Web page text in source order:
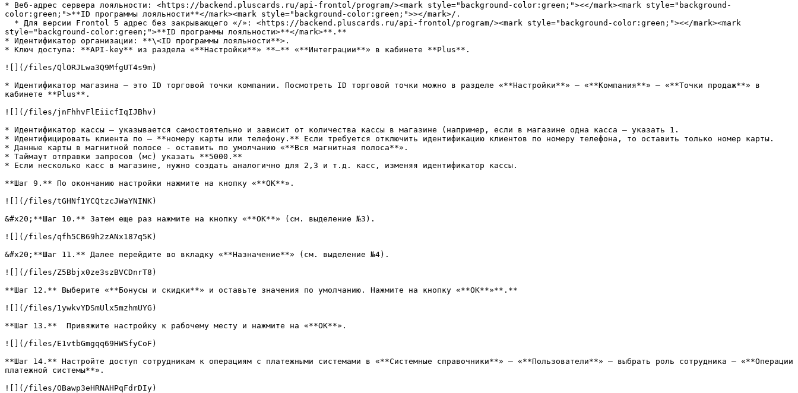
* Веб-адрес сервера лояльности: <https://backend.pluscards.ru/api-frontol/program/><mark style="background-color:green;"><</mark><mark style="background-
color:green;">**ID программы лояльности**</mark><mark style="background-color:green;">></mark>/.
style="background-color:green;">**ID программы лояльности>**</mark>**.**
* Идентификатор организации: **\<ID программы лояльности**>.
* Ключ доступа: **API-key** из раздела «**Настройки**» **—** «**Интеграции**» в кабинете **Plus**.
![](/files/QlORJLwa3Q9MfgUT4s9m)
* Идентификатор магазина – это ID торговой точки компании. Посмотреть ID торговой точки можно в разделе «**Настройки**» — «**Компания**» — «**Точки продаж**» в
кабинете **Plus**.
![](/files/jnFhhvFlEiicfIqIJBhv)
* Идентификатор кассы – указывается самостоятельно и зависит от количества кассы в магазине (например, если в магазине одна касса – указать 1.
* Идентифицировать клиента по – **номеру карты или телефону.** Если требуется отключить идентификацию клиентов по номеру телефона, то оставить только номер карты.
* Данные карты в магнитной полосе - оставить по умолчанию «**Вся магнитная полоса**».
* Таймаут отправки запросов (мс) указать **5000.**
* Если несколько касс в магазине, нужно создать аналогично для 2,3 и т.д. касс, изменяя идентификатор кассы.
**Шаг 9.** По окончанию настройки нажмите на кнопку «**ОК**».
![](/files/tGHNf1YCQtzcJWaYNINK)
&#x20;**Шаг 10.** Затем еще раз нажмите на кнопку «**ОК**» (см. выделение №3).
![](/files/qfh5CB69h2zANx187q5K)
&#x20;**Шаг 11.** Далее перейдите во вкладку «**Назначение**» (см. выделение №4).
![](/files/Z5Bbjx0ze3szBVCDnrT8)
**Шаг 12.** Выберите «**Бонусы и скидки**» и оставьте значения по умолчанию. Нажмите на кнопку «**ОК**»**.**
![](/files/1ywkvYDSmUlx5mzhmUYG)
**Шаг 13.**  Привяжите настройку к рабочему месту и нажмите на «**ОК**».
![](/files/E1vtbGmgqq69HWSfyCoF)
**Шаг 14.** Настройте доступ сотрудникам к операциям с платежными системами в «**Системные справочники**» — «**Пользователи**» — выбрать роль сотрудника — «**Операции
платежной системы**».
![](/files/OBawp3eHRNAHPqFdrDIy)